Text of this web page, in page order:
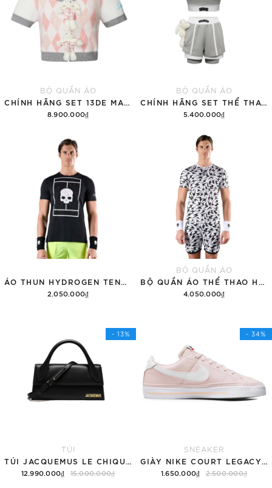
BỘ QUẦN ÁO
8.900.000₫
BỘ QUẦN ÁO
5.400.000₫
Thêm vào giỏ hàng
2.050.000₫
BỘ QUẦN ÁO
4.050.000₫
- 13%
TÚI
12.990.000₫ 15.000.000₫
- 34%
SNEAKER
1.650.000₫ 2.500.000₫